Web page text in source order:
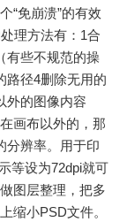
“免崩溃”的有效
理方法有：1合
有些不规范的操
路径4删除无用的
外的图像内容
画布以外的，那
分辨率。用于印
等设为72dpi就可
图层整理，把多
缩小PSD文件。